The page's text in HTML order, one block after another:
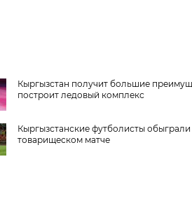
Кыргызстан получит большие
построит ледовый комплекс
Кыргызстанские футболисты
товарищеском матче